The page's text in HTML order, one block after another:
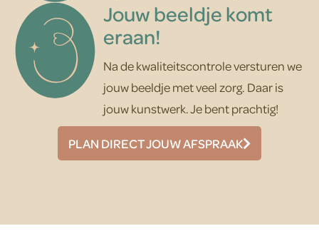
Jouw beeldje komt
eraan!
Na de kwaliteitscontrole versturen we
jouw beeldje met veel zorg. Daar is
jouw kunstwerk. Je bent prachtig!
PLAN DIRECT JOUW AFSPRAAK